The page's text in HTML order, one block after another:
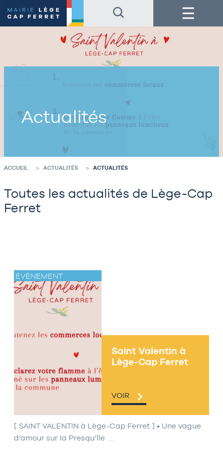
au
contenu
de
au
pied
de
Menu
Actualités
ACCUEIL ACTUALITÉS ACTUALITÉS
Toutes les actualités de Lège-Cap
Ferret
ÉVÈNEMENT
Saint Valentin à
Lège-Cap Ferret
VOIR
[ SAINT VALENTIN à Lège-Cap Ferret ] • Une vague
d’amour sur la Presqu’île …